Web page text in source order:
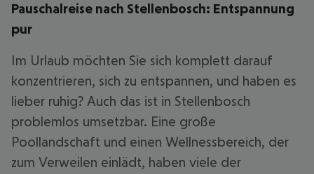
Pauschalreise nach Stellenbosch: Entspannung
pur
Im Urlaub möchten Sie sich komplett darauf
konzentrieren, sich zu entspannen, und haben es
lieber ruhig? Auch das ist in Stellenbosch
problemlos umsetzbar. Eine große
Poollandschaft und einen Wellnessbereich, der
zum Verweilen einlädt, haben viele der